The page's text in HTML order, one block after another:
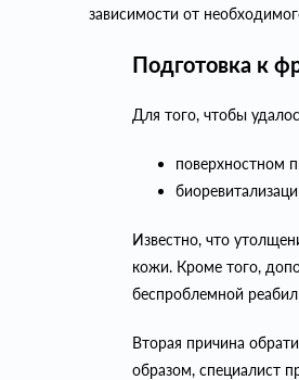
зависимости от
Подготовка к
Для того, чтобы
поверхностном
Известно, что
кожи. Кроме того,
беспроблемной
Вторая причина
образом, специалист